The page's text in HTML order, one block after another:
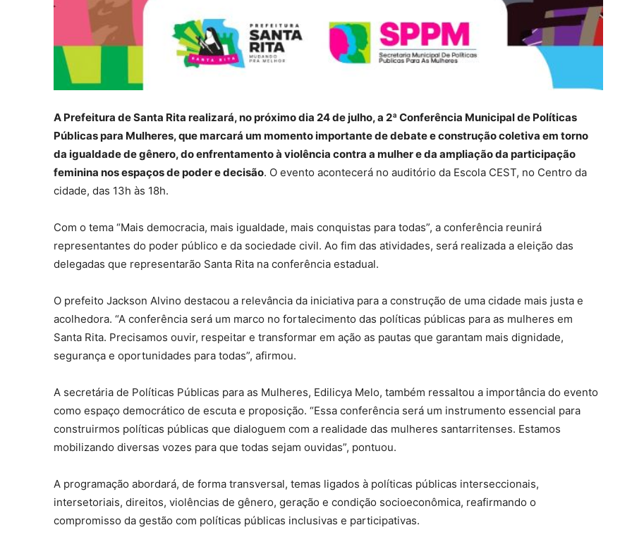
A Prefeitura de Santa Rita realizará, no próximo dia 24 de julho, a 2ª Conferência Municipal de Políticas
Públicas para Mulheres, que marcará um momento importante de debate e construção coletiva em torno
da igualdade de gênero, do enfrentamento à violência contra a mulher e da ampliação da participação
feminina nos espaços de poder e decisão. O evento acontecerá no auditório da Escola CEST, no Centro da
cidade, das 13h às 18h.
Com o tema “Mais democracia, mais igualdade, mais conquistas para todas”, a conferência reunirá
representantes do poder público e da sociedade civil. Ao fim das atividades, será realizada a eleição das
delegadas que representarão Santa Rita na conferência estadual.
O prefeito Jackson Alvino destacou a relevância da iniciativa para a construção de uma cidade mais justa e
acolhedora. “A conferência será um marco no fortalecimento das políticas públicas para as mulheres em
Santa Rita. Precisamos ouvir, respeitar e transformar em ação as pautas que garantam mais dignidade,
segurança e oportunidades para todas”, afirmou.
A secretária de Políticas Públicas para as Mulheres, Edilicya Melo, também ressaltou a importância do evento
como espaço democrático de escuta e proposição. “Essa conferência será um instrumento essencial para
construirmos políticas públicas que dialoguem com a realidade das mulheres santarritenses. Estamos
mobilizando diversas vozes para que todas sejam ouvidas”, pontuou.
A programação abordará, de forma transversal, temas ligados à políticas públicas interseccionais,
intersetoriais, direitos, violências de gênero, geração e condição socioeconômica, reafirmando o
compromisso da gestão com políticas públicas inclusivas e participativas.